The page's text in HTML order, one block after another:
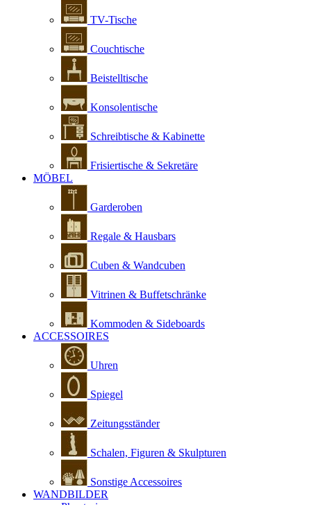
TV-Tische
Couchtische
Beistelltische
Konsolentische
Schreibtische & Kabinette
Frisiertische & Sekretäre
MÖBEL
Garderoben
Regale & Hausbars
Cuben & Wandcuben
Vitrinen & Buffetschränke
Kommoden & Sideboards
ACCESSOIRES
Uhren
Spiegel
Zeitungsständer
Schalen, Figuren & Skulpturen
Sonstige Accessoires
WANDBILDER